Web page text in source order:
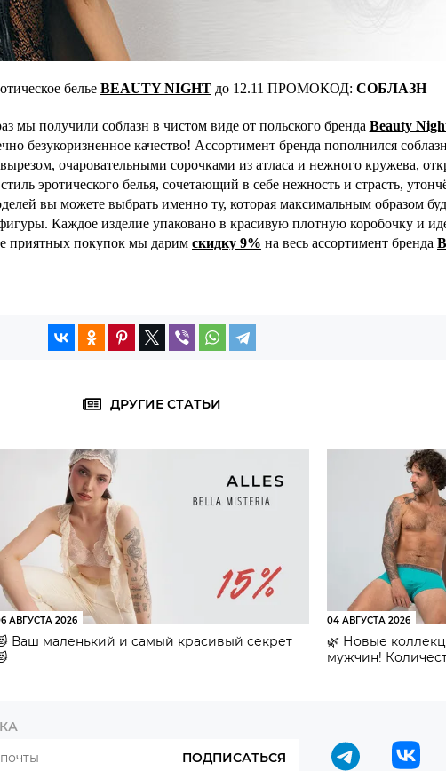
белье BEAUTY NIGHT до 12.11 ПРОМОКОД: СОБЛАЗН
мы получили соблазн в чистом виде от польского бренда Beauty
безукоризненное качество! Ассортимент бренда пополнился
очаровательными сорочками из атласа и нежного кружева,
эротического белья, сочетающий в себе нежность и страсть,
вы можете выбрать именно ту, которая максимальным образом
Каждое изделие упаковано в красивую плотную коробочку и
приятных покупок мы дарим скидку 9% на весь ассортимент бренда
ДРУГИЕ СТАТЬИ
АВГУСТА 2026
Ваш маленький и самый красивый секрет
04 АВГУСТА 2026
🌿 Новые
мужчин!
ПОДПИСАТЬСЯ